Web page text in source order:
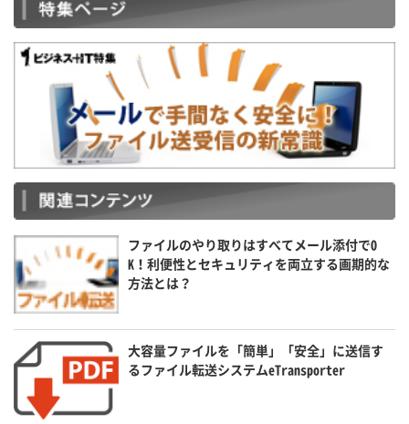
ファイルのやり取りはすべてメール添付でO
K！利便性とセキュリティを両立する画期的な
方法とは？
大容量ファイルを「簡単」「安全」に送信す
るファイル転送システムeTransporter